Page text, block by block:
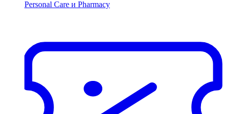
Personal Care и Pharmacy